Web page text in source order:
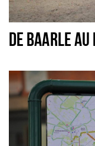
DE BAARLE AU